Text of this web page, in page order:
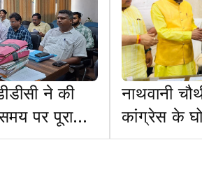
ने की
पर पूरा
नाथवानी
कांग्रेस के